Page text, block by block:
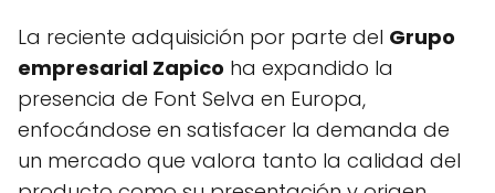
La reciente adquisición por parte del Grupo
empresarial Zapico ha expandido la
presencia de Font Selva en Europa,
enfocándose en satisfacer la demanda de
un mercado que valora tanto la calidad del